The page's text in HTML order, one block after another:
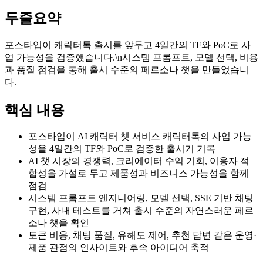
두줄요약
포스타입이 캐릭터톡 출시를 앞두고 4일간의 TF와 PoC로 사
업 가능성을 검증했습니다.\n시스템 프롬프트, 모델 선택, 비용
과 품질 점검을 통해 출시 수준의 페르소나 챗을 만들었습니
다.
핵심 내용
포스타입이 AI 캐릭터 챗 서비스 캐릭터톡의 사업 가능
성을 4일간의 TF와 PoC로 검증한 출시기 기록
AI 챗 시장의 경쟁력, 크리에이터 수익 기회, 이용자 적
합성을 가설로 두고 제품성과 비즈니스 가능성을 함께
점검
시스템 프롬프트 엔지니어링, 모델 선택, SSE 기반 채팅
구현, 사내 테스트를 거쳐 출시 수준의 자연스러운 페르
소나 챗을 확인
토큰 비용, 채팅 품질, 유해도 제어, 추천 답변 같은 운영·
제품 관점의 인사이트와 후속 아이디어 축적